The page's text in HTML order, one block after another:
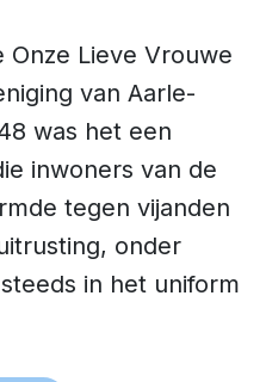
Onze Lieve Vrouwe
van Aarle-
was het een
inwoners van de
tegen vijanden
onder
in het uniform